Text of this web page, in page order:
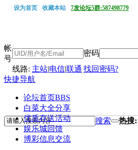
设为首页 收藏本站 7发论坛5群:587498779
帐
号
密码
线路: 主站|电信|联通 找回密码?
快捷导航
论坛首页BBS
白菜大全分享
优质存送活动
娱乐城回馈
博彩信息交流
搜索 热搜: